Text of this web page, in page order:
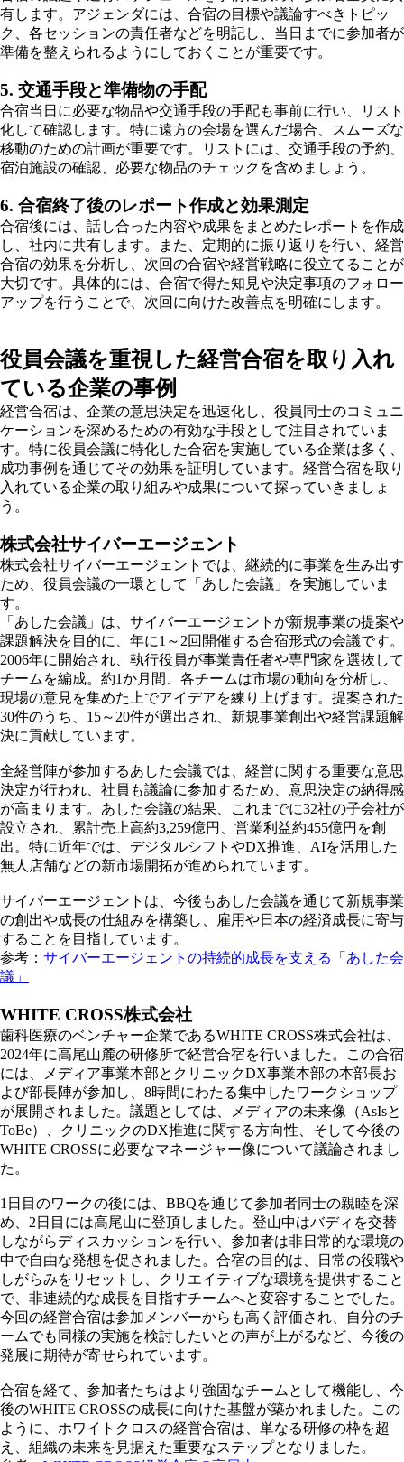
有します。アジェンダには、合宿の目標や議論すべきトピッ
ク、各セッションの責任者などを明記し、当日までに参加者が
準備を整えられるようにしておくことが重要です。
5. 交通手段と準備物の手配
合宿当日に必要な物品や交通手段の手配も事前に行い、リスト
化して確認します。特に遠方の会場を選んだ場合、スムーズな
移動のための計画が重要です。リストには、交通手段の予約、
宿泊施設の確認、必要な物品のチェックを含めましょう。
6. 合宿終了後のレポート作成と効果測定
合宿後には、話し合った内容や成果をまとめたレポートを作成
し、社内に共有します。また、定期的に振り返りを行い、経営
合宿の効果を分析し、次回の合宿や経営戦略に役立てることが
大切です。具体的には、合宿で得た知見や決定事項のフォロー
アップを行うことで、次回に向けた改善点を明確にします。
役員会議を重視した経営合宿を取り入れ
ている企業の事例
経営合宿は、企業の意思決定を迅速化し、役員同士のコミュニ
ケーションを深めるための有効な手段として注目されていま
す。特に役員会議に特化した合宿を実施している企業は多く、
成功事例を通じてその効果を証明しています。経営合宿を取り
入れている企業の取り組みや成果について探っていきましょ
う。
株式会社サイバーエージェント
株式会社サイバーエージェントでは、継続的に事業を生み出す
ため、役員会議の一環として「あした会議」を実施していま
す。
「あした会議」は、サイバーエージェントが新規事業の提案や
課題解決を目的に、年に1～2回開催する合宿形式の会議です。
2006年に開始され、執行役員が事業責任者や専門家を選抜して
チームを編成。約1か月間、各チームは市場の動向を分析し、
現場の意見を集めた上でアイデアを練り上げます。提案された
30件のうち、15～20件が選出され、新規事業創出や経営課題解
決に貢献しています。
全経営陣が参加するあした会議では、経営に関する重要な意思
決定が行われ、社員も議論に参加するため、意思決定の納得感
が高まります。あした会議の結果、これまでに32社の子会社が
設立され、累計売上高約3,259億円、営業利益約455億円を創
出。特に近年では、デジタルシフトやDX推進、AIを活用した
無人店舗などの新市場開拓が進められています。
サイバーエージェントは、今後もあした会議を通じて新規事業
の創出や成長の仕組みを構築し、雇用や日本の経済成長に寄与
することを目指しています。
参考： サイバーエージェントの持続的成長を支える「あした会
議」
WHITE CROSS株式会社
歯科医療のベンチャー企業であるWHITE CROSS株式会社は、
2024年に高尾山麓の研修所で経営合宿を行いました。この合宿
には、メディア事業本部とクリニックDX事業本部の本部長お
よび部長陣が参加し、8時間にわたる集中したワークショップ
が展開されました。議題としては、メディアの未来像（AsIsと
ToBe）、クリニックのDX推進に関する方向性、そして今後の
WHITE CROSSに必要なマネージャー像について議論されまし
た。
1日目のワークの後には、BBQを通じて参加者同士の親睦を深
め、2日目には高尾山に登頂しました。登山中はバディを交替
しながらディスカッションを行い、参加者は非日常的な環境の
中で自由な発想を促されました。合宿の目的は、日常の役職や
しがらみをリセットし、クリエイティブな環境を提供すること
で、非連続的な成長を目指すチームへと変容することでした。
今回の経営合宿は参加メンバーからも高く評価され、自分のチ
ームでも同様の実施を検討したいとの声が上がるなど、今後の
発展に期待が寄せられています。
合宿を経て、参加者たちはより強固なチームとして機能し、今
後のWHITE CROSSの成長に向けた基盤が築かれました。この
ように、ホワイトクロスの経営合宿は、単なる研修の枠を超
え、組織の未来を見据えた重要なステップとなりました。